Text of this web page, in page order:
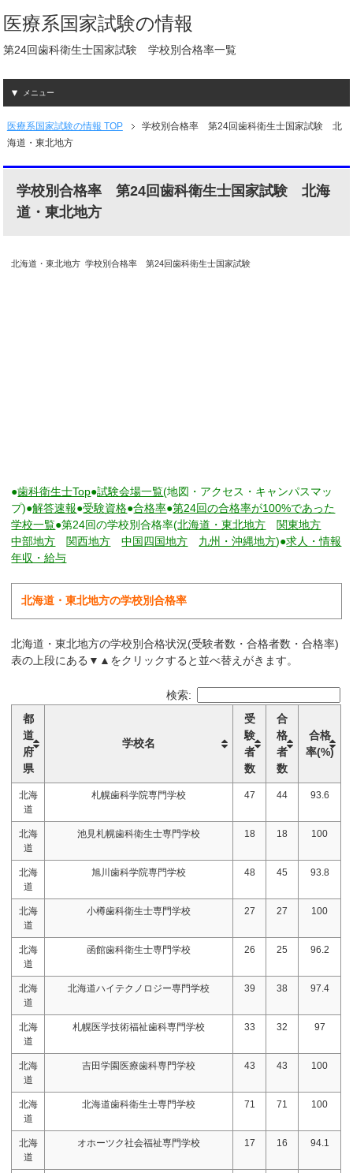
医療系国家試験の情報
第24回歯科衛生士国家試験 学校別合格率一覧
メニュー
医療系国家試験の情報 TOP
学校別合格率 第24回歯科衛生士国家試験 北
海道・東北地方
学校別合格率 第24回歯科衛生士国家試験 北海
道・東北地方
北海道・東北地方 学校別合格率 第24回歯科衛生士国家試験
●歯科衛生士Top●試験会場一覧(地図・アクセス・キャンパスマッ
プ)●解答速報●受験資格●合格率●第24回の合格率が100%であった
学校一覧●第24回の学校別合格率(北海道・東北地方
関東地方
中部地方
関西地方 中国四国地方 九州・沖縄地方)●求人・情報
年収・給与
北海道・東北地方の学校別合格率
北海道・東北地方の学校別合格状況(受験者数・合格者数・合格率)
表の上段にある▼▲をクリックすると並べ替えがきます。
検索:
都
道
府
県
学校名
受
験
者
数
合
格
者
数
合格
率(%)
北海
道
札幌歯科学院専門学校 47 44 93.6
北海
道
池見札幌歯科衛生士専門学校 18 18 100
北海
道
旭川歯科学院専門学校 48 45 93.8
北海
道
小樽歯科衛生士専門学校 27 27 100
北海
道
函館歯科衛生士専門学校 26 25 96.2
北海
道
北海道ハイテクノロジー専門学校 39 38 97.4
北海
道
札幌医学技術福祉歯科専門学校 33 32 97
北海
道
吉田学園医療歯科専門学校 43 43 100
北海
道
北海道歯科衛生士専門学校 71 71 100
北海
道
オホーツク社会福祉専門学校 17 16 94.1